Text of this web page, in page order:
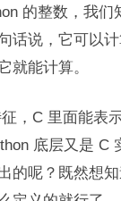
的整数，我们
话说，它可以计
就能计算。
，C 里面能表
底层又是 C
的呢？既然想